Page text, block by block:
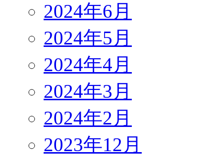
2024年6月
2024年5月
2024年4月
2024年3月
2024年2月
2023年12月